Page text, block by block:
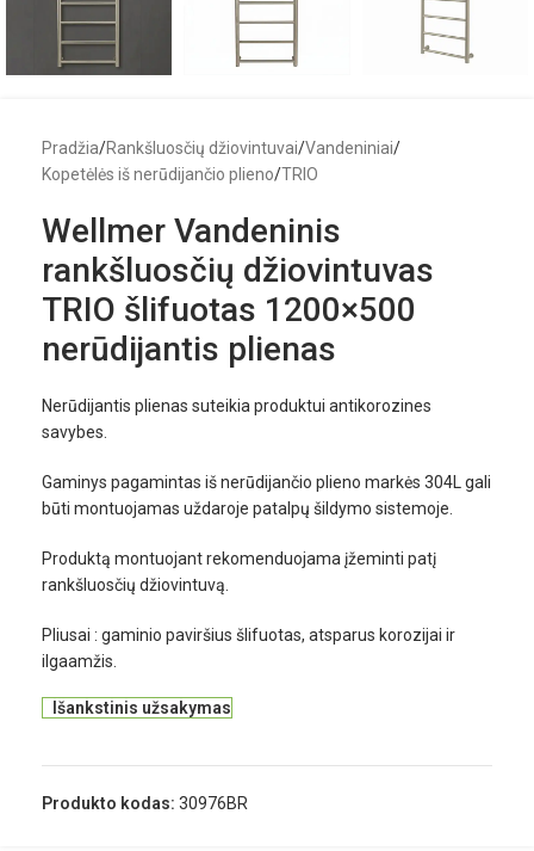
Pradžia/Rankšluosčių džiovintuvai/Vandeniniai/
Kopetėlės iš nerūdijančio plieno/TRIO
Wellmer Vandeninis
rankšluosčių džiovintuvas
TRIO šlifuotas 1200×500
nerūdijantis plienas
Nerūdijantis plienas suteikia produktui antikorozines
savybes.
Gaminys pagamintas iš nerūdijančio plieno markės 304L gali
būti montuojamas uždaroje patalpų šildymo sistemoje.
Produktą montuojant rekomenduojama įžeminti patį
rankšluosčių džiovintuvą.
Pliusai : gaminio paviršius šlifuotas, atsparus korozijai ir
ilgaamžis.
Išankstinis užsakymas
Produkto kodas: 30976BR